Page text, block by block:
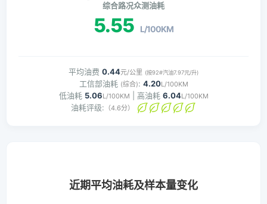
综合路况众测油耗
5.55 L/100KM
平均油费 0.44元/公里 (按92#汽油7.97元/升)
工信部油耗 (综合): 4.20L/100KM
低油耗 5.06L/100KM | 高油耗 6.04L/100KM
油耗评级: （4.6分）